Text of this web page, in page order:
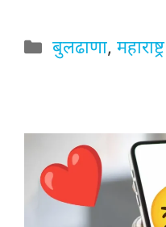
Categories
बुलढाणा,महाराष्ट्र